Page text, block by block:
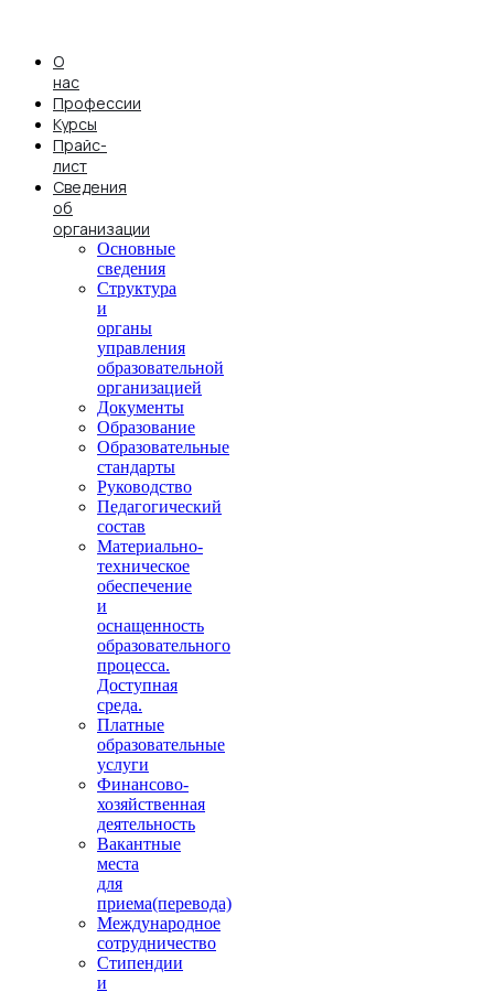
содержимому
О
нас
Профессии
Курсы
Прайс-
лист
Сведения
об
организации
Основные
сведения
Структура
и
органы
управления
образовательной
организацией
Документы
Образование
Образовательные
стандарты
Руководство
Педагогический
состав
Материально-
техническое
обеспечение
и
оснащенность
образовательного
процесса.
Доступная
среда.
Платные
образовательные
услуги
Финансово-
хозяйственная
деятельность
Вакантные
места
для
приема(перевода)
Международное
сотрудничество
Стипендии
и